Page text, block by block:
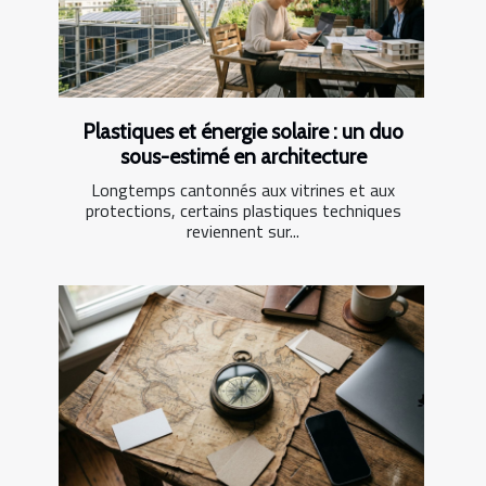
Plastiques et énergie solaire : un duo
sous-estimé en architecture
Longtemps cantonnés aux vitrines et aux
protections, certains plastiques techniques
reviennent sur...